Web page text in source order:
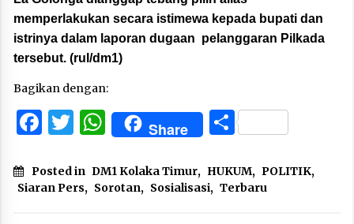
memperlakukan secara istimewa kepada bupati dan
istrinya dalam laporan dugaan pelanggaran Pilkada
tersebut. (rul/dm1)
Bagikan dengan:
Facebook
Twitter
WhatsApp
Share Share
Posted in DM1 Kolaka Timur, HUKUM, POLITIK,
Siaran Pers, Sorotan, Sosialisasi, Terbaru